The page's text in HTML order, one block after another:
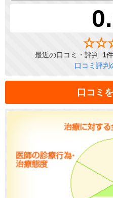
最近の口コミ・評判 1
口コミ評判
口コミ